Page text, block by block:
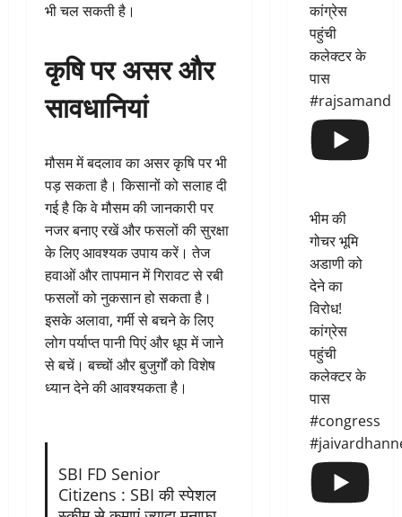
भी चल सकती है।
कृषि पर असर और
सावधानियां
मौसम में बदलाव का असर कृषि पर भी
पड़ सकता है। किसानों को सलाह दी
गई है कि वे मौसम की जानकारी पर
नजर बनाए रखें और फसलों की सुरक्षा
के लिए आवश्यक उपाय करें। तेज
हवाओं और तापमान में गिरावट से रबी
फसलों को नुकसान हो सकता है।
इसके अलावा, गर्मी से बचने के लिए
लोग पर्याप्त पानी पिएं और धूप में जाने
से बचें। बच्चों और बुजुर्गों को विशेष
ध्यान देने की आवश्यकता है।
SBI FD Senior
Citizens : SBI की स्पेशल
कांग्रेस
पहुंची
कलेक्टर के
पास
#rajsamand
भीम की
गोचर भूमि
अडाणी को
देने का
विरोध!
कांग्रेस
पहुंची
कलेक्टर के
पास
#congress